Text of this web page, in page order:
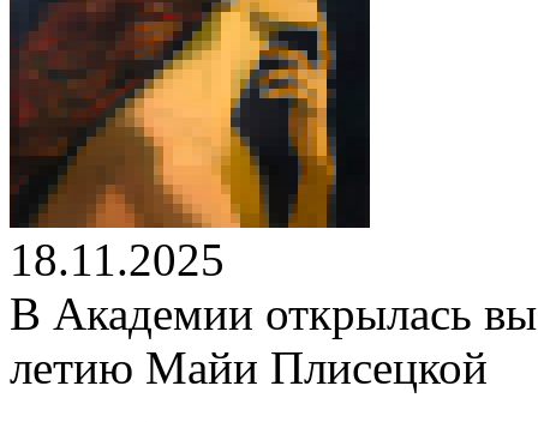
18.11.2025
В Академии открылась
летию Майи Плисецкой